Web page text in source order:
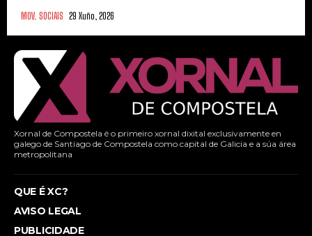
MOV. SOCIAIS 29 Xuño, 2026
Xornal de Compostela é o primeiro xornal dixital exclusivamente en
galego de Santiago de Compostela como capital de Galicia e a súa área
metropolitana
QUE É XC?
AVISO LEGAL
PUBLICIDADE